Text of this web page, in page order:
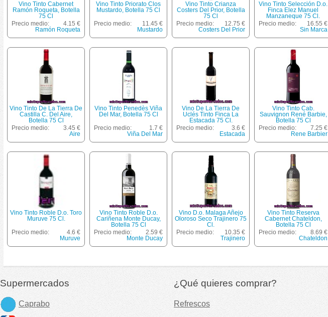
Vino Tinto Cabernet
Ramón Roqueta, Botella
75 Cl
Precio medio:
4.15 €
Ramón Roqueta
Vino Tinto Priorato Clos
Mustardo, Botella 75 Cl
Precio medio:
11.45 €
Mustardo
Vino Tinto Crianza
Costers Del Prior, Botella
75 Cl
Precio medio:
12.75 €
Costers Del Prior
Vino Tinto Selección D.o.
Finca Elez Manuel
Manzaneque 75 Cl.
Precio medio:
16.55 €
Sin Marca
Vino Tinto De La Tierra De
Castilla C. Del Aire,
Botella 75 Cl
Precio medio:
3.45 €
Aire
Vino Tinto Penedès Viña
Del Mar, Botella 75 Cl
Precio medio:
1.7 €
Viña Del Mar
Vino De La Tierra De
Uclés Tinto Finca La
Estacada 75 Cl.
Precio medio:
3.6 €
Estacada
Vino Tinto Cab.
Sauvignon René Barbie,
Botella 75 Cl
Precio medio:
7.25 €
Rene Barbier
Vino Tinto Roble D.o. Toro
Muruve 75 Cl.
Precio medio:
4.6 €
Muruve
Vino Tinto Roble D.o.
Cariñena Monte Ducay,
Botella 75 Cl
Precio medio:
2.59 €
Monte Ducay
Vino D.o. Malaga Añejo
Oloroso Seco Trajinero 75
Cl.
Precio medio:
10.35 €
Trajinero
Vino Tinto Reserva
Cabernet Chateldon,
Botella 75 Cl
Precio medio:
8.69 €
Chateldon
Supermercados
Caprabo
¿Qué quieres comprar?
Refrescos